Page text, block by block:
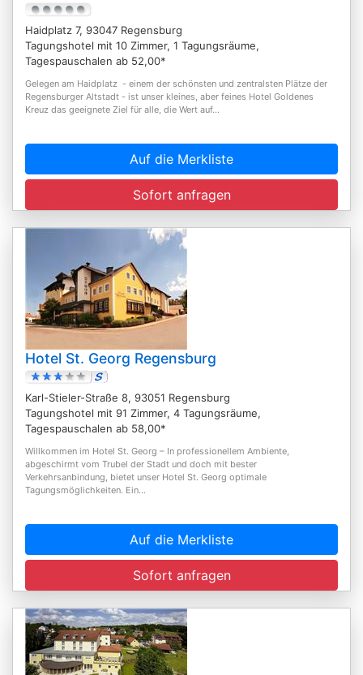
Haidplatz 7, 93047 Regensburg
Tagungshotel mit 10 Zimmer, 1 Tagungsräume,
Tagespauschalen ab 52,00*
Gelegen am Haidplatz - einem der schönsten und zentralsten Plätze der
Regensburger Altstadt - ist unser kleines, aber feines Hotel Goldenes
Kreuz das geeignete Ziel für alle, die Wert auf...
Auf die Merkliste
Sofort anfragen
Hotel St. Georg Regensburg
Karl-Stieler-Straße 8, 93051 Regensburg
Tagungshotel mit 91 Zimmer, 4 Tagungsräume,
Tagespauschalen ab 58,00*
Willkommen im Hotel St. Georg – In professionellem Ambiente,
abgeschirmt vom Trubel der Stadt und doch mit bester
Verkehrsanbindung, bietet unser Hotel St. Georg optimale
Tagungsmöglichkeiten. Ein...
Auf die Merkliste
Sofort anfragen